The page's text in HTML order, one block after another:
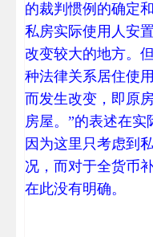
的裁判惯例的确定
私房实际使用人安
改变较大的地方。
种法律关系居住使
而发生改变，即原
房屋。”的表述在实
因为这里只考虑到
况，而对于全货币
在此没有明确。